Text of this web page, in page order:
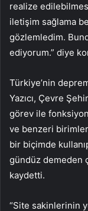
realize
iletişim sağlama
gözlemledim.
ediyorum.” diye
Türkiye’nin
Yazıcı, Çevre
görev ile
ve benzeri
bir biçimde
gündüz demeden
kaydetti.
“Site sakinlerinin